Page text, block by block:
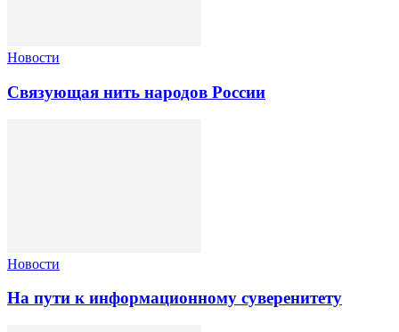
Новости
Связующая нить народов России
Новости
На пути к информационному суверенитету